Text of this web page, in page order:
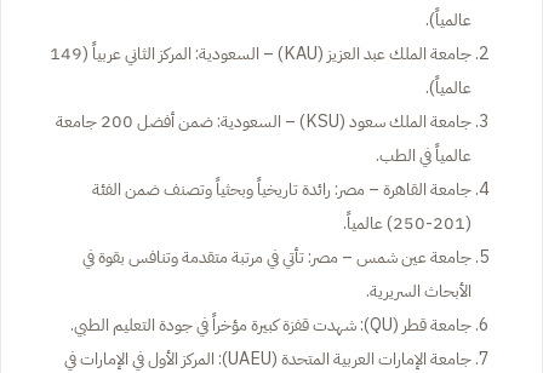
عالمياً).
جامعة الملك عبد العزيز (KAU) – السعودية: المركز الثاني عربياً (149
عالمياً).
جامعة الملك سعود (KSU) – السعودية: ضمن أفضل 200 جامعة
عالمياً في الطب.
جامعة القاهرة – مصر: رائدة تاريخياً وبحثياً وتصنف ضمن الفئة
(201-250) عالمياً.
جامعة عين شمس – مصر: تأتي في مرتبة متقدمة وتنافس بقوة في
الأبحاث السريرية.
جامعة قطر (QU): شهدت قفزة كبيرة مؤخراً في جودة التعليم الطبي.
جامعة الإمارات العربية المتحدة (UAEU): المركز الأول في الإمارات في